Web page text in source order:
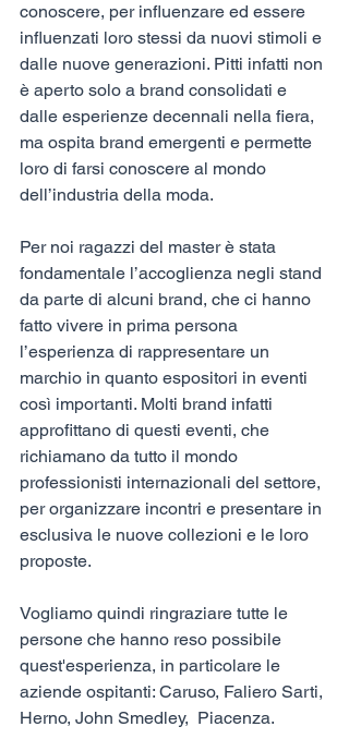
conoscere, per influenzare ed essere
influenzati loro stessi da nuovi stimoli e
dalle nuove generazioni. Pitti infatti non
è aperto solo a brand consolidati e
dalle esperienze decennali nella fiera,
ma ospita brand emergenti e permette
loro di farsi conoscere al mondo
dell’industria della moda.
Per noi ragazzi del master è stata
fondamentale l’accoglienza negli stand
da parte di alcuni brand, che ci hanno
fatto vivere in prima persona
l’esperienza di rappresentare un
marchio in quanto espositori in eventi
così importanti. Molti brand infatti
approfittano di questi eventi, che
richiamano da tutto il mondo
professionisti internazionali del settore,
per organizzare incontri e presentare in
esclusiva le nuove collezioni e le loro
proposte.
Vogliamo quindi ringraziare tutte le
persone che hanno reso possibile
quest'esperienza, in particolare le
aziende ospitanti: Caruso, Faliero Sarti,
Herno, John Smedley,  Piacenza.